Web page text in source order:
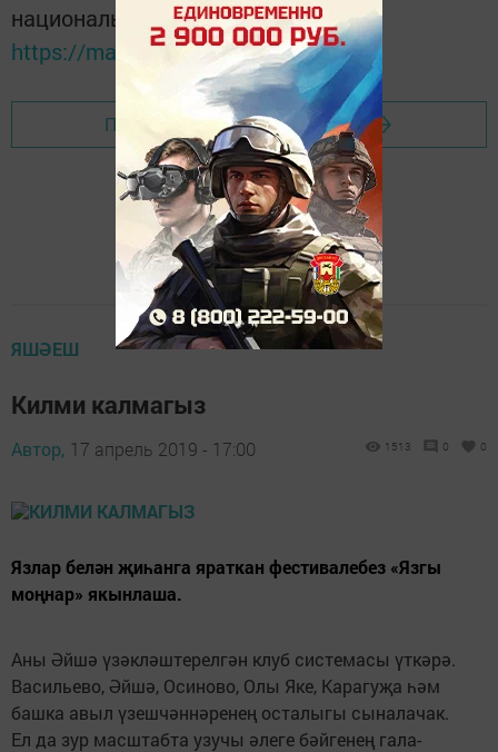
национальном мессенджере MАХ:
https://max.ru/tatmedia
Перейти на страницу новости
ЯШӘЕШ
Килми калмагыз
Автор, 17 апрель 2019 - 17:00 1513 0 0
Язлар белән җиһанга яраткан фестивалебез «Язгы
моңнар» якынлаша.
Аны Әйшә үзәкләштерелгән клуб системасы үткәрә.
Васильево, Әйшә, Осиново, Олы Яке, Карагуҗа һәм
башка авыл үзешчәннәренең осталыгы сыналачак.
Ел да зур масштабта узучы әлеге бәйгенең гала-